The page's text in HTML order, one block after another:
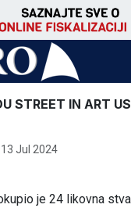
STREET IN ART
13 Jul 2024
je 24 likovna